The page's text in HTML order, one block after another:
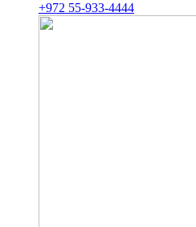
+972 55-933-4444